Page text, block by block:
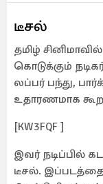
டீசல்
தமிழ்
கொடுக்கும்
லப்பர் பந்து,
உதாரணமாக
[KW3FQF ]
இவர் நடிப்பில்
டீசல். இப்படத்தை